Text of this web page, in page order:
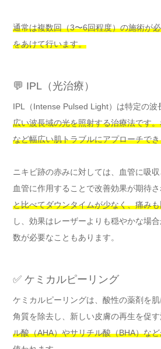
通常は複数回（3〜6回程度）の施術が
をあけて行います。
💬 IPL（光治療）
IPL（Intense Pulsed Light）は特定の波
広い波長域の光を照射する治療法です
など幅広い肌トラブルにアプローチで
ニキビ跡の赤みに対しては、血管に吸
血管に作用することで改善効果が期待さ
と比べてダウンタイムが少なく、痛み
し、効果はレーザーよりも穏やかな場
数が必要なこともあります。
✅ ケミカルピーリング
ケミカルピーリングは、酸性の薬剤を
角質を除去し、新しい皮膚の再生を促す
ル酸（AHA）やサリチル酸（BHA）な